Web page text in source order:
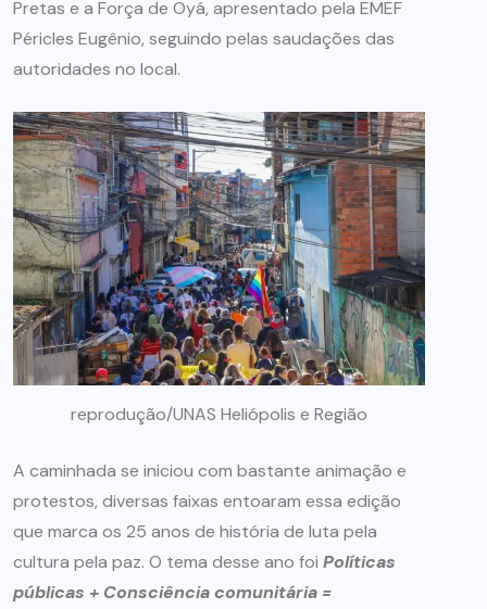
Pretas e a Força de Oyá, apresentado pela EMEF
Péricles Eugênio, seguindo pelas saudações das
autoridades no local.
reprodução/UNAS Heliópolis e Região
A caminhada se iniciou com bastante animação e
protestos, diversas faixas entoaram essa edição
que marca os 25 anos de história de luta pela
cultura pela paz. O tema desse ano foi Políticas
públicas + Consciência comunitária =